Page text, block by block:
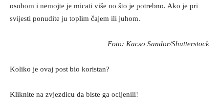
osobom i nemojte je micati više no što je potrebno. Ako je pri
svijesti ponudite ju toplim čajem ili juhom.
Foto: Kacso Sandor/Shutterstock
Koliko je ovaj post bio koristan?
Kliknite na zvjezdicu da biste ga ocijenili!